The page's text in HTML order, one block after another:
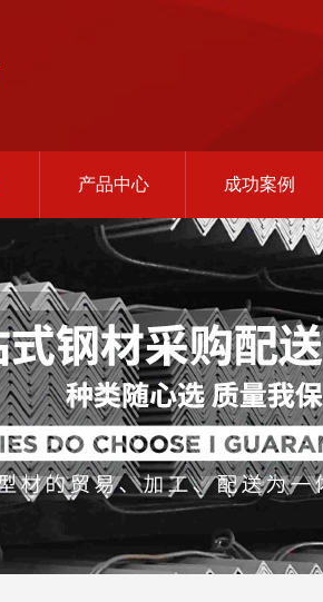
产品中心 成功案例